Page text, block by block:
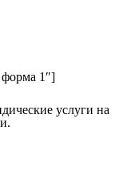
форма 1″]
услуги на